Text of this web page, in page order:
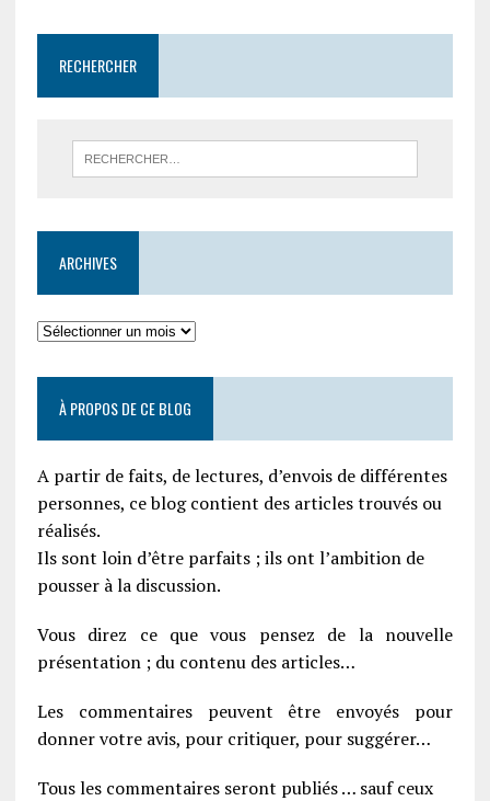
RECHERCHER
ARCHIVES
À PROPOS DE CE BLOG
A partir de faits, de lectures, d’envois de différentes
personnes, ce blog contient des articles trouvés ou
réalisés.
Ils sont loin d’être parfaits ; ils ont l’ambition de
pousser à la discussion.
Vous direz ce que vous pensez de la nouvelle
présentation ; du contenu des articles…
Les commentaires peuvent être envoyés pour
donner votre avis, pour critiquer, pour suggérer…
Tous les commentaires seront publiés … sauf ceux